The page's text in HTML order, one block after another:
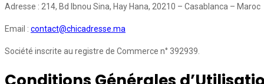
Adresse : 214, Bd Ibnou Sina, Hay Hana, 20210 – Casablanca – Maroc
Email : contact@chicadresse.ma
Société inscrite au registre de Commerce n° 392939.